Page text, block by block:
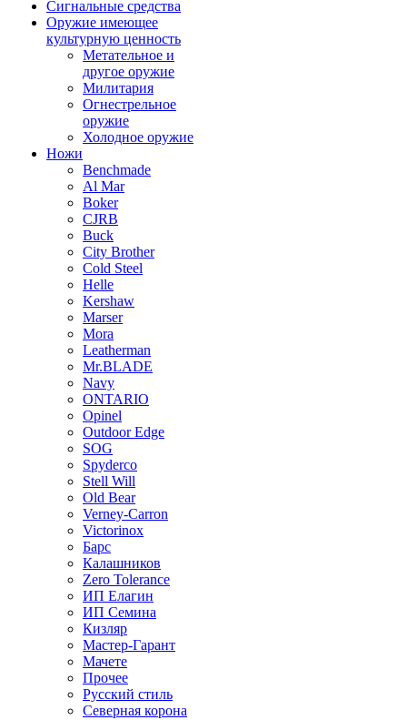
Сигнальные средства
Оружие имеющее
культурную ценность
Метательное и
другое оружие
Милитария
Огнестрельное
оружие
Холодное оружие
Ножи
Benchmade
Al Mar
Boker
CJRB
Buck
City Brother
Cold Steel
Helle
Kershaw
Marser
Mora
Leatherman
Mr.BLADE
Navy
ONTARIO
Opinel
Outdoor Edge
SOG
Spyderco
Stell Will
Old Bear
Verney-Carron
Victorinox
Барс
Калашников
Zero Tolerance
ИП Елагин
ИП Семина
Кизляр
Мастер-Гарант
Мачете
Прочее
Русский стиль
Северная корона